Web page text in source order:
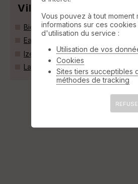
Villes
Bielle (64260)
Eaux-Bonnes (64440)
Izeste (64260)
Laruns (64440)
Vous pouvez à tout
informations sur ces
d'utilisation du service :
Utilisation de vos
Cookies
Sites tiers succeptibles
méthodes de tracking